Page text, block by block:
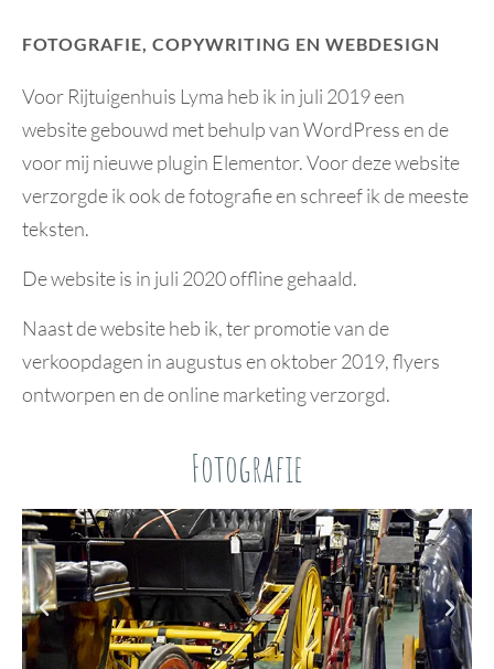
FOTOGRAFIE, COPYWRITING EN WEBDESIGN
Voor Rijtuigenhuis Lyma heb ik in juli 2019 een
website gebouwd met behulp van WordPress en de
voor mij nieuwe plugin Elementor. Voor deze website
verzorgde ik ook de fotografie en schreef ik de meeste
teksten.
De website is in juli 2020 offline gehaald.
Naast de website heb ik, ter promotie van de
verkoopdagen in augustus en oktober 2019, flyers
ontworpen en de online marketing verzorgd.
Fotografie